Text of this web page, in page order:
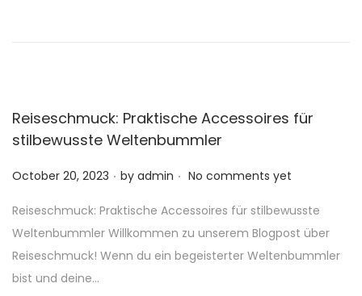
Reiseschmuck: Praktische Accessoires für
stilbewusste Weltenbummler
P
s
t
e
d
October 20, 2023 . by admin . No comments yet
Reiseschmuck: Praktische Accessoires für stilbewusste
Weltenbummler Willkommen zu unserem Blogpost über
Reiseschmuck! Wenn du ein begeisterter Weltenbummler
bist und deine…